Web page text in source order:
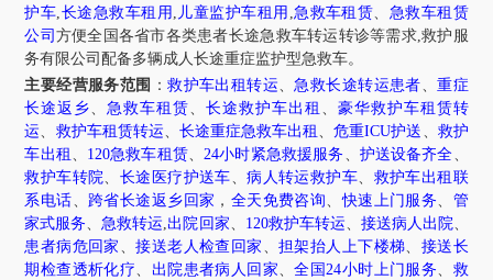
护车,长途急救车租用 , 儿童监护车租用 ,急救车租赁、 急救车租赁
公司 方便全国各省市各类患者长途急救车转运转诊等需求,救护服
务有限公司配备多辆成人长途重症监护型急救车。
主要经营服务范围 ：救护车出租转运、急救长途转运患者、重症
长途返乡、急救车租赁、长途救护车出租 、 豪华救护车租赁转
运、 救护车租赁转运、 长途重症急救车出租 、危重ICU护送 、 救护
车出租 、 120急救车租赁、24小时紧急救援服务 、 护送设备齐全、
救护车转院、 长途医疗护送车、病人转运救护车、 救护车出租联
系电话、跨省长途返乡回家 ， 全天免费咨询、快速上门服务、 管
家式服务、急救转运,出院回家、 120救护车转运、 接送病人出院、
患者病危回家 、接送老人检查回家 、担架抬人上下楼梯、 接送长
期检查透析化疗、 出院患者病人回家、全国24小时上门服务、 救